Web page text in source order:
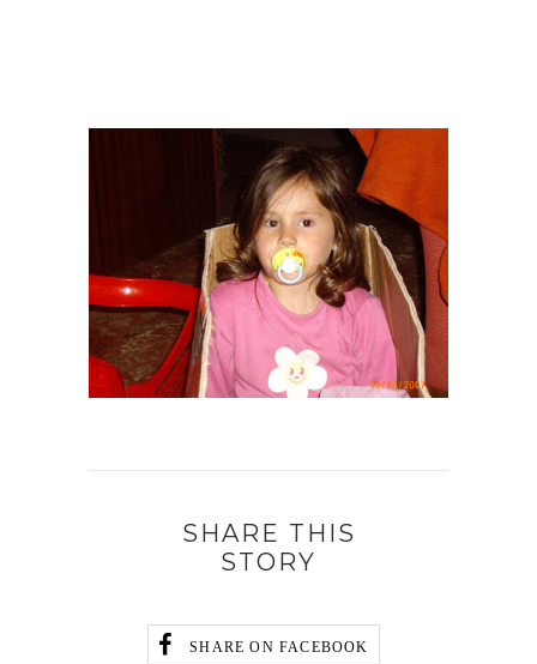
SHARE THIS
STORY
SHARE ON FACEBOOK